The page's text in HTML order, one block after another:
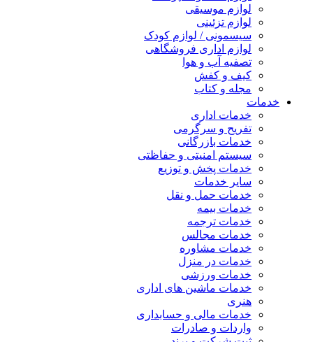
لوازم موسیقی
لوازم تزئینی
سیسمونی / لوازم کودک
لوازم اداری فروشگاهی
تصفیه آب و هوا
کیف و کفش
مجله و کتاب
خدمات
خدمات اداری
تفریح و سرگرمی
خدمات بازرگانی
سیستم امنیتی و حفاظتی
خدمات پخش و توزیع
سایر خدمات
خدمات حمل و نقل
خدمات بیمه
خدمات ترجمه
خدمات مجالس
خدمات مشاوره
خدمات در منزل
خدمات ورزشی
خدمات ماشین های اداری
هنری
خدمات مالی و حسابداری
واردات و صادرات